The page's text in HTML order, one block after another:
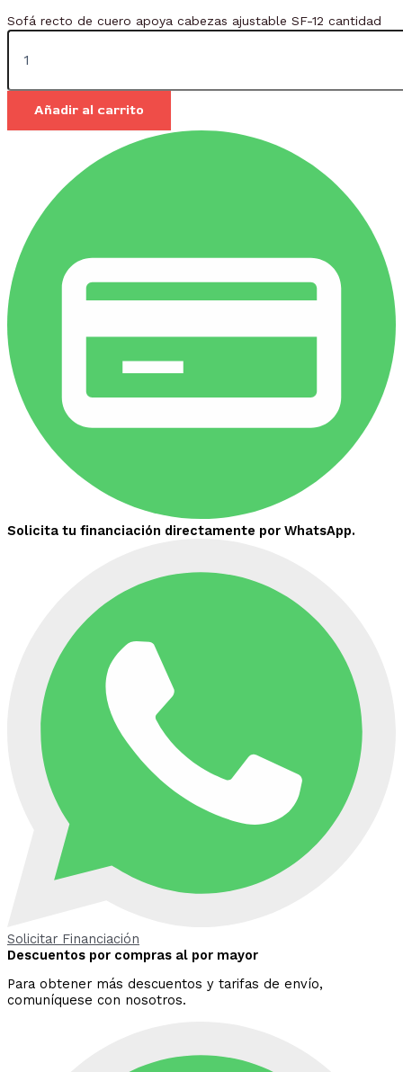
Sofá recto de cuero apoya cabezas ajustable SF-12 cantidad
Añadir al carrito
Solicita tu financiación directamente por WhatsApp.
Solicitar Financiación
Descuentos por compras al por mayor
Para obtener más descuentos y tarifas de envío,
comuníquese con nosotros.